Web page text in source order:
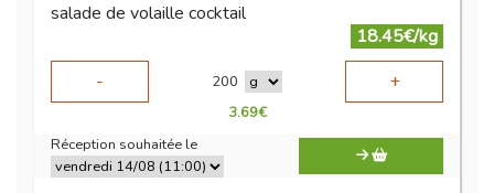
salade de volaille cocktail
18.45€/kg
-
200 +
3.69€
Réception souhaitée le